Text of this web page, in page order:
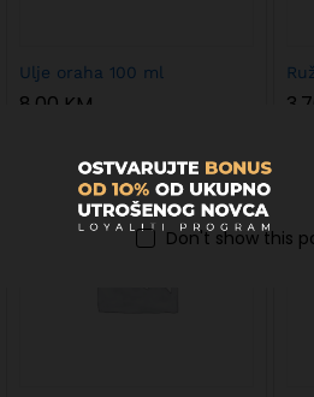
Ulje oraha 100 ml
8,00 KM
Don't show this